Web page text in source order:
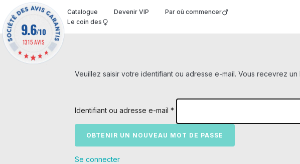
Catalogue Devenir VIP
Par où commencer
Le coin des
Veuillez saisir votre identifiant ou adresse e-mail. Vous recevrez
Identifiant ou adresse e-mail*
Se connecter
9.6/10
1315 AVIS